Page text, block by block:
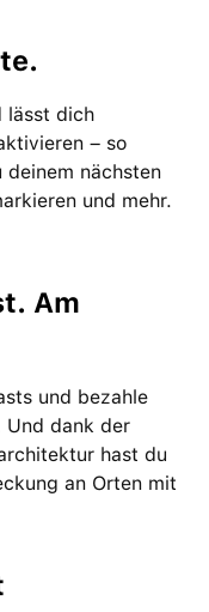
lässt dich
– so
deinem nächsten
und mehr.
Am
und bezahle
Und dank der
hast du
an Orten mit